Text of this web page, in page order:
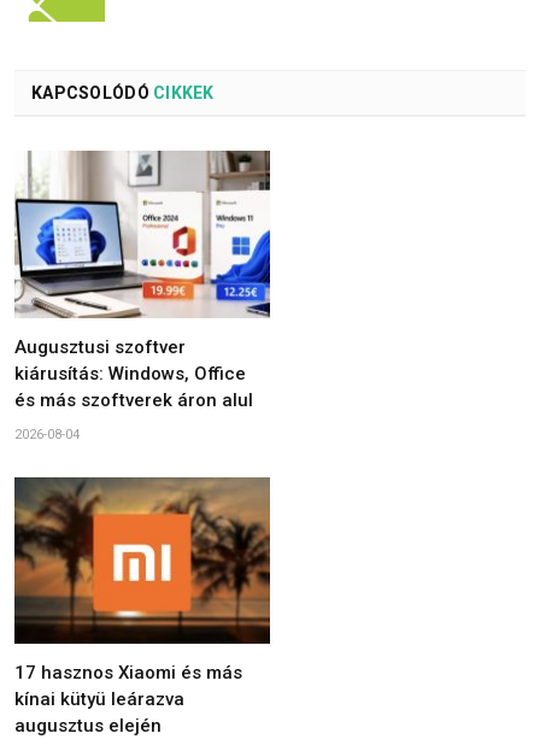
KAPCSOLÓDÓ CIKKEK
Augusztusi szoftver
kiárusítás: Windows, Office
és más szoftverek áron alul
2026-08-04
17 hasznos Xiaomi és más
kínai kütyü leárazva
augusztus elején